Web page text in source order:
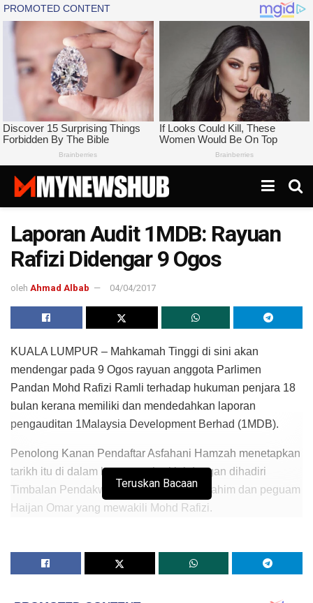
Laporan Audit 1MDB: Rayuan
Rafizi Didengar 9 Ogos
oleh Ahmad Albab 04/04/2017
KUALA LUMPUR – Mahkamah Tinggi di sini akan
mendengar pada 9 Ogos rayuan anggota Parlimen
Pandan Mohd Rafizi Ramli terhadap hukuman penjara 18
bulan kerana memiliki dan mendedahkan laporan
pengauditan 1Malaysia Development Berhad (1MDB).
Penolong Kanan Pendaftar Asfahani Hamzah menetapkan
tarikh itu di dalam kamarnya hari ini dengan dihadiri
Timbalan Pendakwa Raya Izwan Ariff Ibrahim dan peguam
Haijan Omar yang mewakili Mohd Rafizi.
didengar di hadapan Hakim Datuk Azman Abdullah.
Teruskan Bacaan